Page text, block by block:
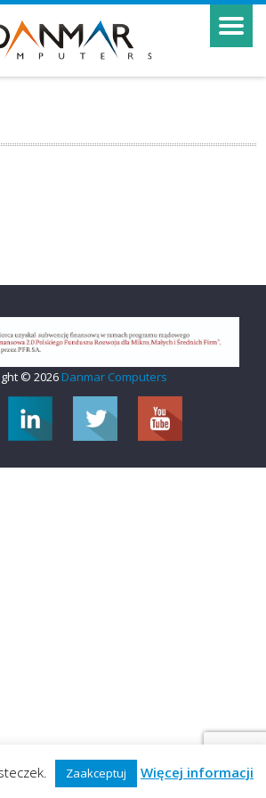
© 2026 Danmar Computers
Zaakceptuj Więcej informacji